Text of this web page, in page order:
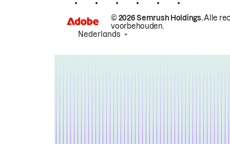
© 2026 Semrush Holdings.Alle
voorbehouden.
Nederlands